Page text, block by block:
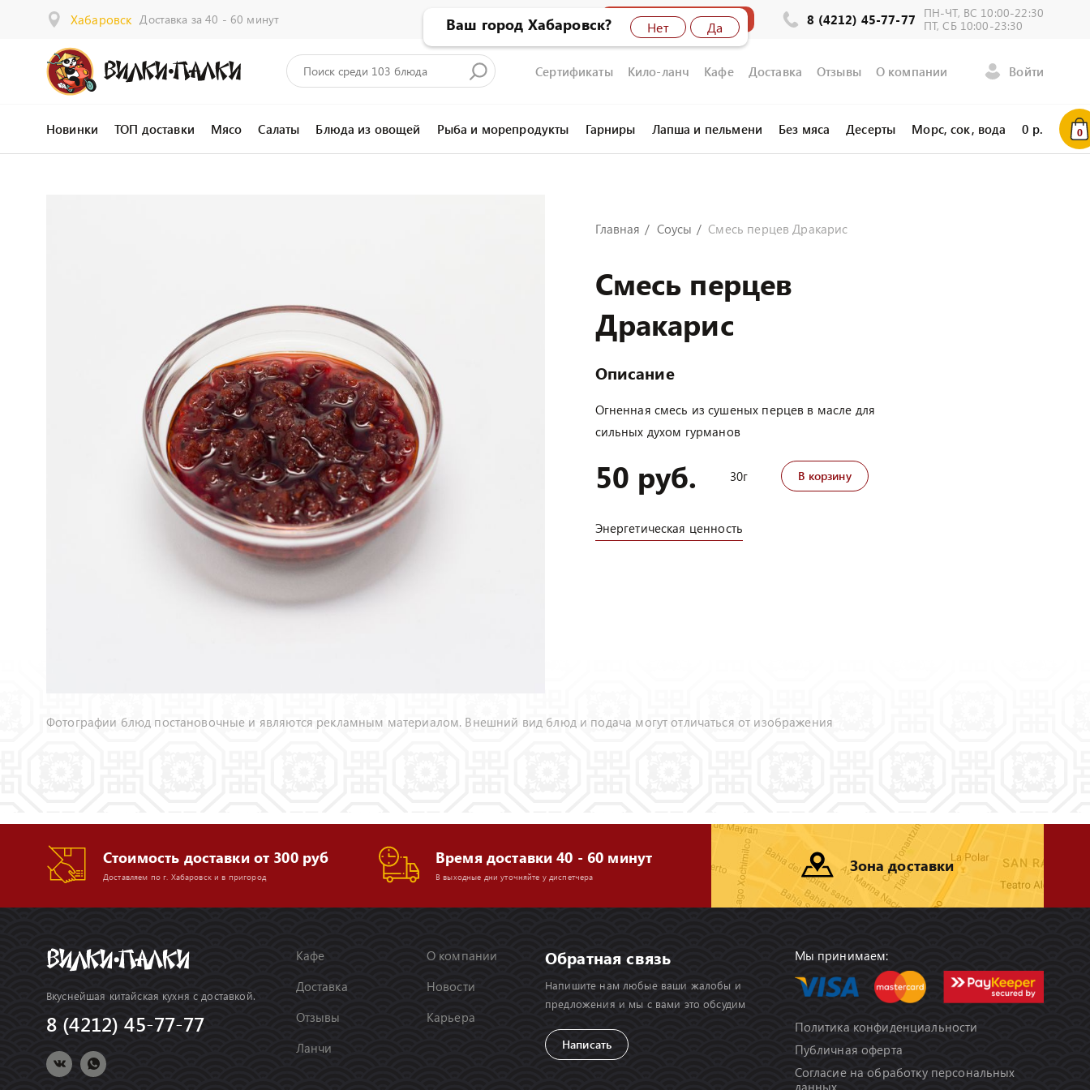
Хабаровск Доставка за 40 - 60 минут Бронирование стола 8 (4212) 45-77-77
ПН-ЧТ, ВС 10:00-22:30
ПТ, СБ 10:00-23:30
Сертификаты Кило-ланч Кафе Доставка Отзывы О компании Войти
Новинки ТОП доставки Мясо Салаты Блюда из овощей Рыба и морепродукты Гарниры Лапша и пельмени Без мяса Десерты Морс, сок, вода 0 р. 0
Главная Соусы Смесь перцев Дракарис
Смесь перцев
Дракарис
Описание
Огненная смесь из сушеных перцев в масле для
сильных духом гурманов
50 руб. 30г В корзину
Энергетическая ценность
Фотографии блюд постановочные и являются рекламным материалом. Внешний вид блюд и подача могут отличаться от изображения
Стоимость доставки от 300 руб
Доставляем по г. Хабаровск и в пригород
Время доставки 40 - 60 минут
В выходные дни уточняйте у диспетчера
Зона доставки
Вкуснейшая китайская кухня с доставкой.
8 (4212) 45-77-77
Кафе
Доставка
Отзывы
Ланчи
О компании
Новости
Карьера
Обратная связь
Напишите нам любые ваши жалобы и
предложения и мы с вами это обсудим
Написать
Мы принимаем:
Политика конфиденциальности
Публичная оферта
Согласие на обработку персональных
данных
Ваш город Хабаровск? Да
Нет